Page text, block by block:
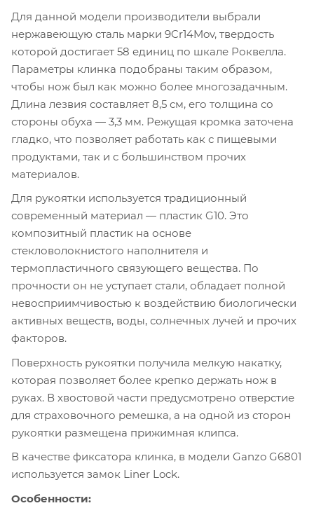
Для данной модели производители выбрали
нержавеющую сталь марки 9Cr14Mov, твердость
которой достигает 58 единиц по шкале Роквелла.
Параметры клинка подобраны таким образом,
чтобы нож был как можно более многозадачным.
Длина лезвия составляет 8,5 см, его толщина со
стороны обуха — 3,3 мм. Режущая кромка заточена
гладко, что позволяет работать как с пищевыми
продуктами, так и с большинством прочих
материалов.
Для рукоятки используется традиционный
современный материал — пластик G10. Это
композитный пластик на основе
стекловолокнистого наполнителя и
термопластичного связующего вещества. По
прочности он не уступает стали, обладает полной
невосприимчивостью к воздействию биологически
активных веществ, воды, солнечных лучей и прочих
факторов.
Поверхность рукоятки получила мелкую накатку,
которая позволяет более крепко держать нож в
руках. В хвостовой части предусмотрено отверстие
для страховочного ремешка, а на одной из сторон
рукоятки размещена прижимная клипса.
В качестве фиксатора клинка, в модели Ganzo G6801
используется замок Liner Lock.
Особенности: